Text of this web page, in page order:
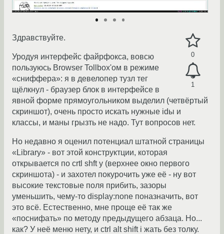
0
1
Здравствуйте.
Уродуя интерфейс файрфокса, вовсю
пользуюсь Browser Tollbox'ом в режиме
«сниффера»: я в девелопер тузл тег
щёлкнул - браузер блок в интерфейсе в
явной форме прямоугольником выделил (четвёртый
скриншот), очень просто искать нужные idы и
классы, и маны грызть не надо. Тут вопросов нет.
Но недавно я оценил потенциал штатной страницы
«Library» - вот этой конструктции, которая
открывается по crtl shft y (верхнее окно первого
скриншота) - и захотел покурочить уже её - ну вот
высокие текстовые поля прибить, зазоры
уменьшить, чему-то display:none поназначить, вот
это всё. Естественно, мне проще её так же
«поснифать» по методу предыдущего абзаца. Но...
как? У неё меню нету, и ctrl alt shift i жать без толку.